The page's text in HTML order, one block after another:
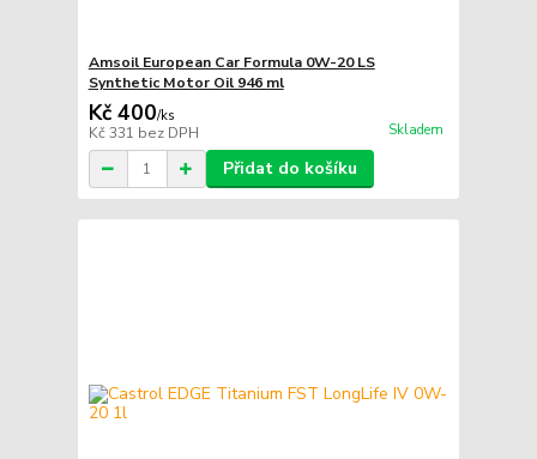
Amsoil European Car Formula 0W-20 LS
Synthetic Motor Oil 946 ml
Kč 400/ks
Kč 331 bez DPH Skladem
Přidat do košíku